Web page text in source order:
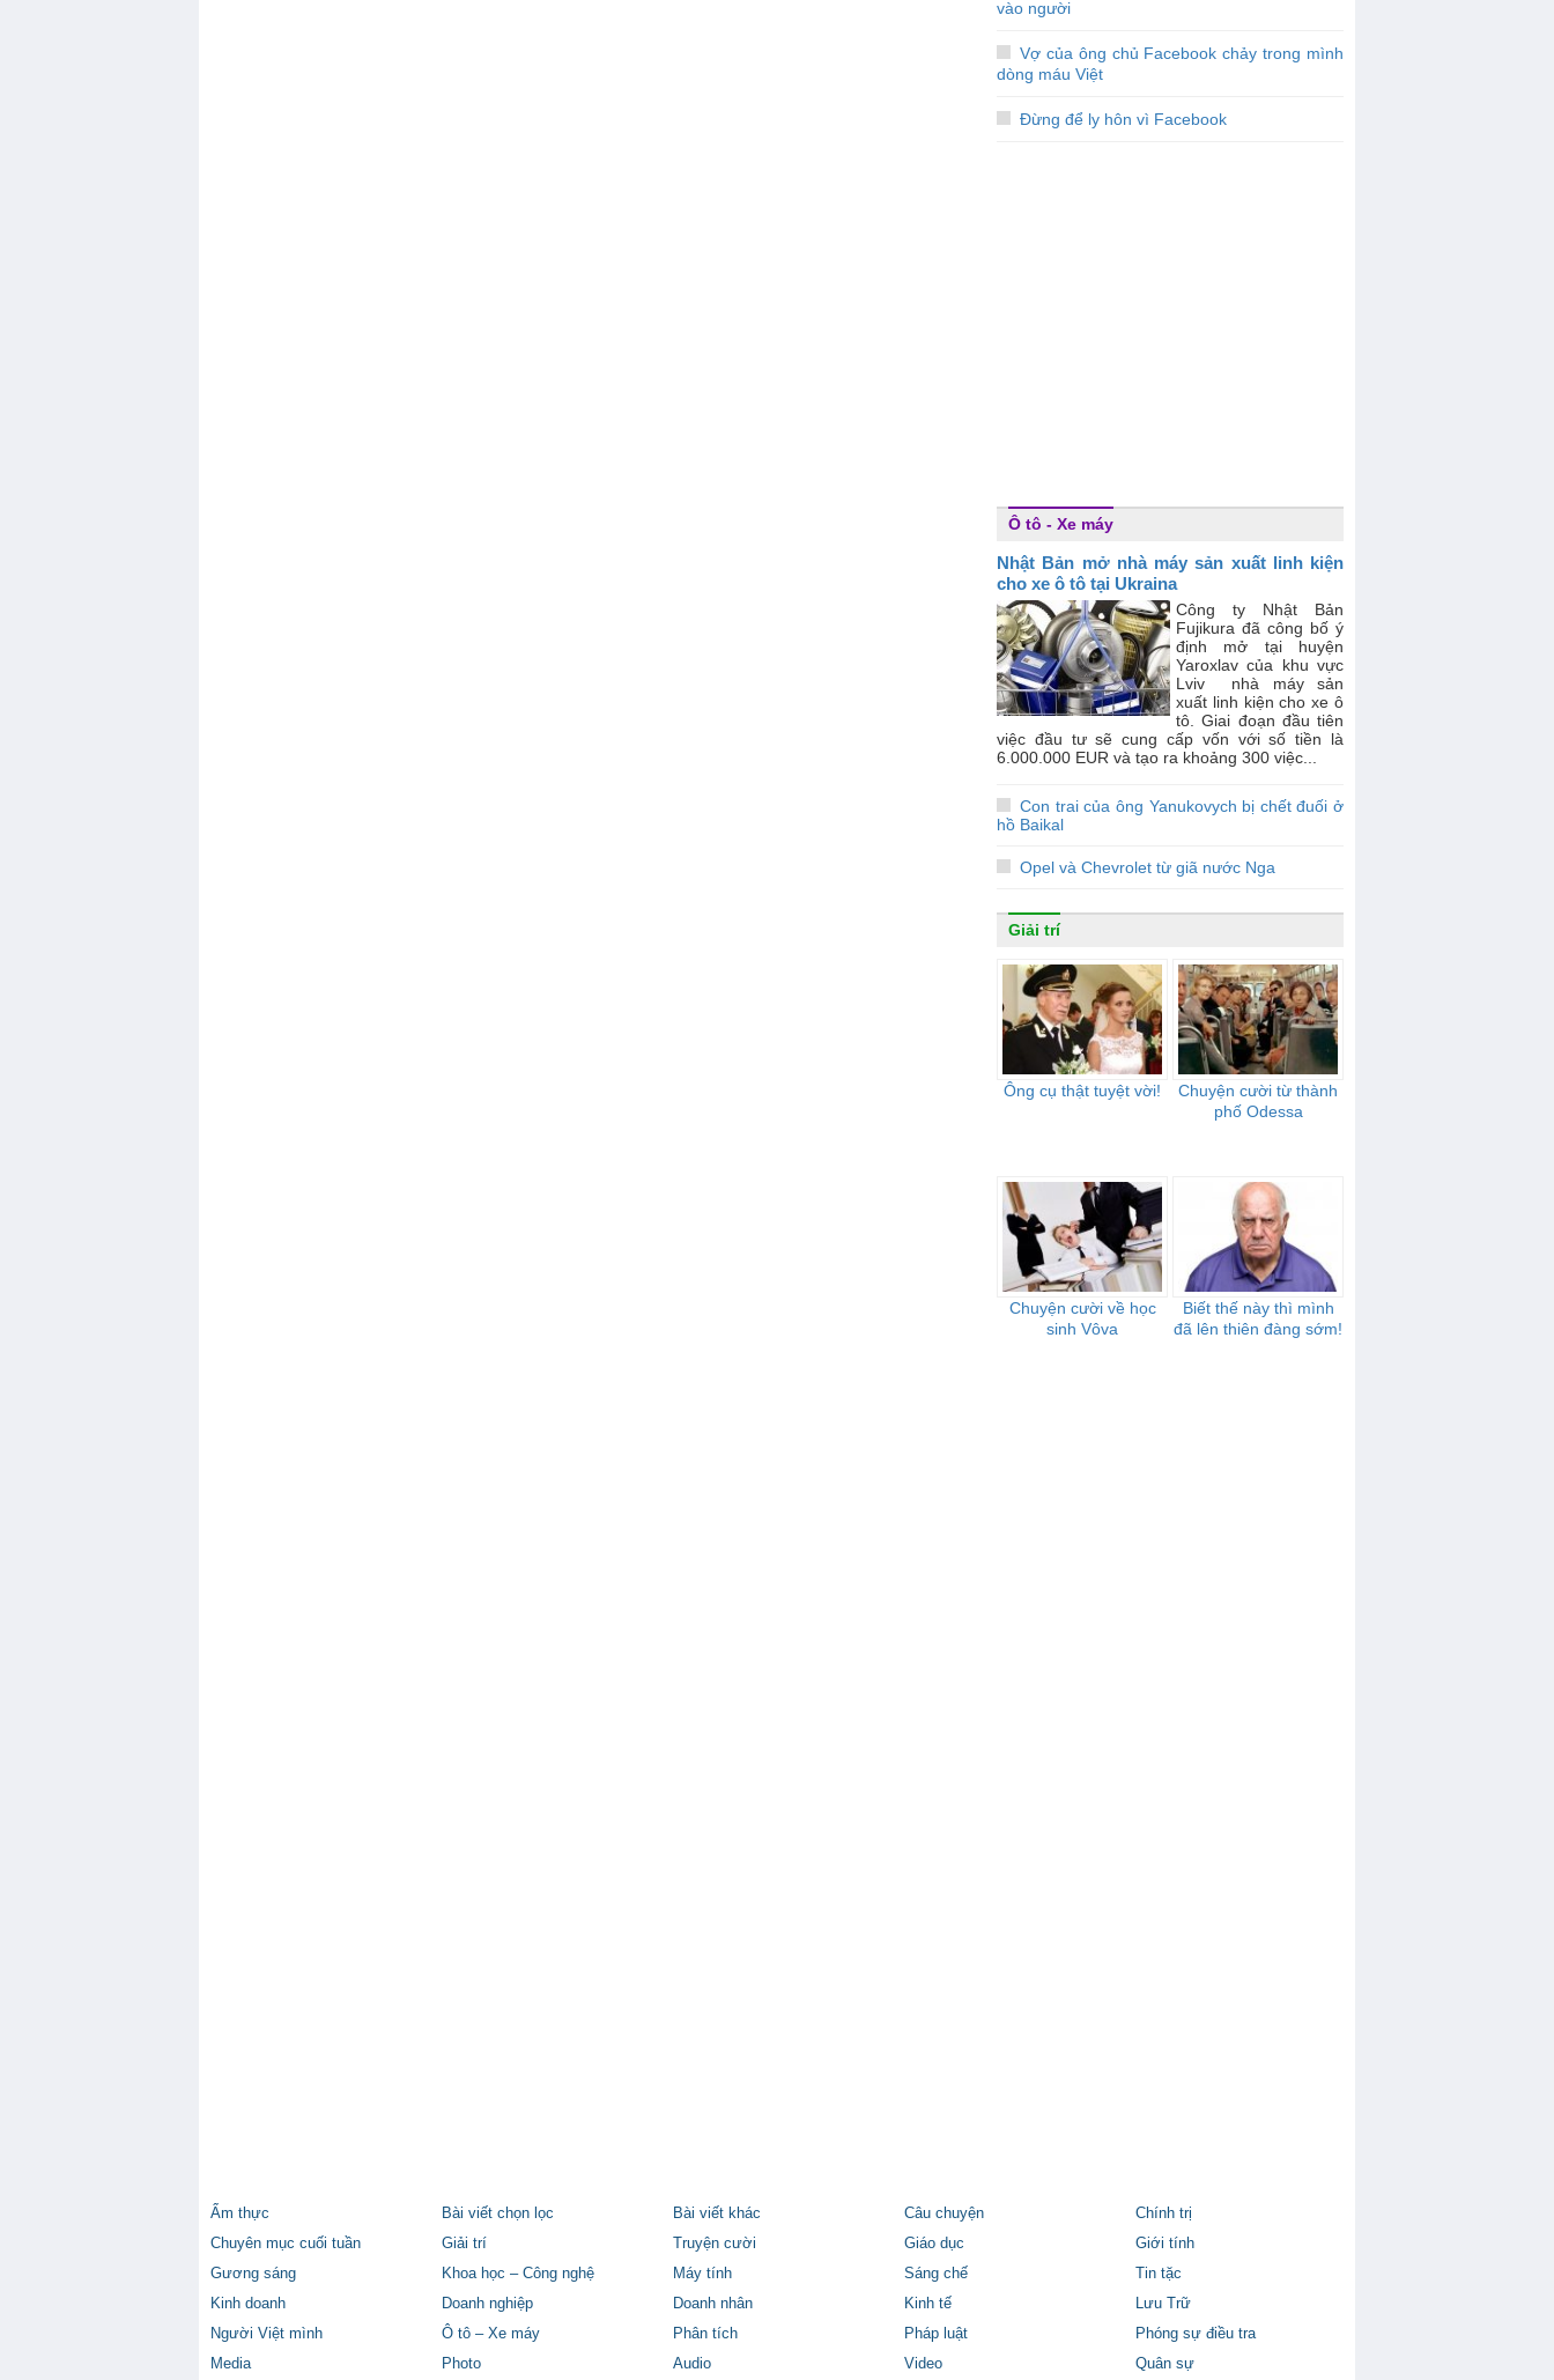
vào người
Vợ của ông chủ Facebook chảy trong mình
dòng máu Việt
Đừng để ly hôn vì Facebook
Ô tô - Xe máy
Nhật Bản mở nhà máy sản xuất linh kiện
cho xe ô tô tại Ukraina
Công ty Nhật Bản
Fujikura đã công bố ý
định mở tại huyện
Yaroxlav của khu vực
Lviv nhà máy sản
xuất linh kiện cho xe ô
tô. Giai đoạn đầu tiên
việc đầu tư sẽ cung cấp vốn với số tiền là
6.000.000 EUR và tạo ra khoảng 300 việc...
Con trai của ông Yanukovych bị chết đuối ở
hồ Baikal
Opel và Chevrolet từ giã nước Nga
Giải trí
Ông cụ thật tuyệt vời!
Chuyện cười từ thành
phố Odessa
Chuyện cười về học
sinh Vôva
Biết thế này thì mình
đã lên thiên đàng sớm!
Ẩm thực Bài viết chọn lọc Bài viết khác Câu chuyện
Chính trị
Chuyên mục cuối tuần
Giải trí Truyện cười Giáo dục
Giới tính
Gương sáng
Khoa học – Công nghệ Máy tính Sáng chế
Tin tặc
Kinh doanh
Doanh nghiệp Doanh nhân Kinh tế
Lưu Trữ
Người Việt mình
Ô tô – Xe máy Phân tích Pháp luật
Phóng sự điều tra
Media
Photo Audio Video Quân sự